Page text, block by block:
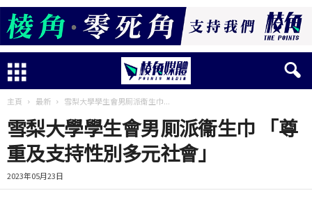
主頁 最新 雪梨大學學生會男厠派衞生巾...
雪梨大學學生會男厠派衞生巾 「尊
重及支持性別多元社會」
2023年05月23日